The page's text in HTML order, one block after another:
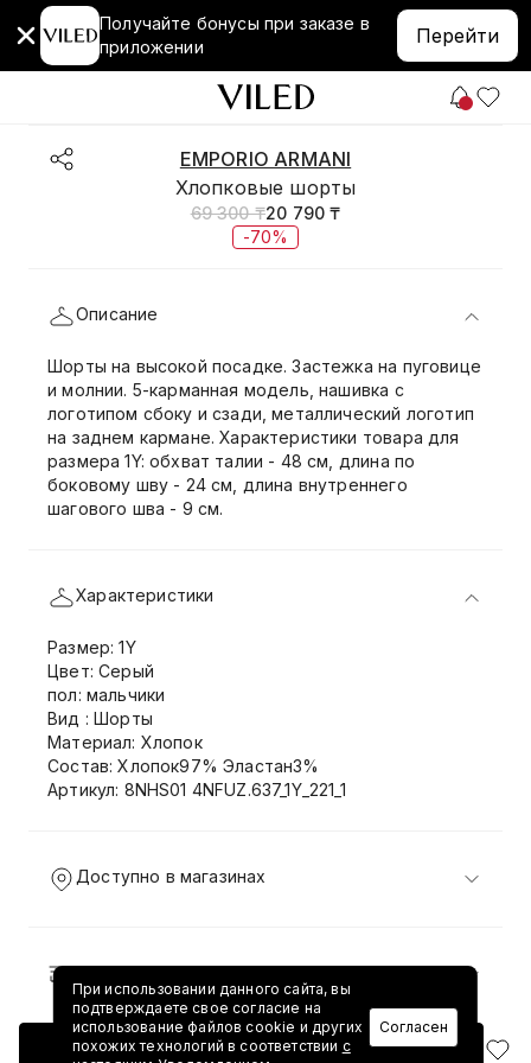
Получайте бонусы при заказе в
приложении
Перейти
EMPORIO ARMANI
Хлопковые шорты
69 300 ₸20 790 ₸
-70%
Добавить в корзину
Описание
Шорты на высокой посадке. Застежка на пуговице
и молнии. 5-карманная модель, нашивка с
логотипом сбоку и сзади, металлический логотип
на заднем кармане. Характеристики товара для
размера 1Y: обхват талии - 48 см, длина по
боковому шву - 24 см, длина внутреннего
шагового шва - 9 см.
Характеристики
Размер: 1Y
Цвет: Серый
пол: мальчики
Вид : Шорты
Материал: Хлопок
Состав: Хлопок97% Эластан3%
Артикул: 8NHS01 4NFUZ.637_1Y_221_1
Доступно в магазинах
Доставка и возврат
При использовании данного сайта, вы
подтверждаете свое согласие на
использование файлов cookie и других
похожих технологий в соответствии с
Согласен